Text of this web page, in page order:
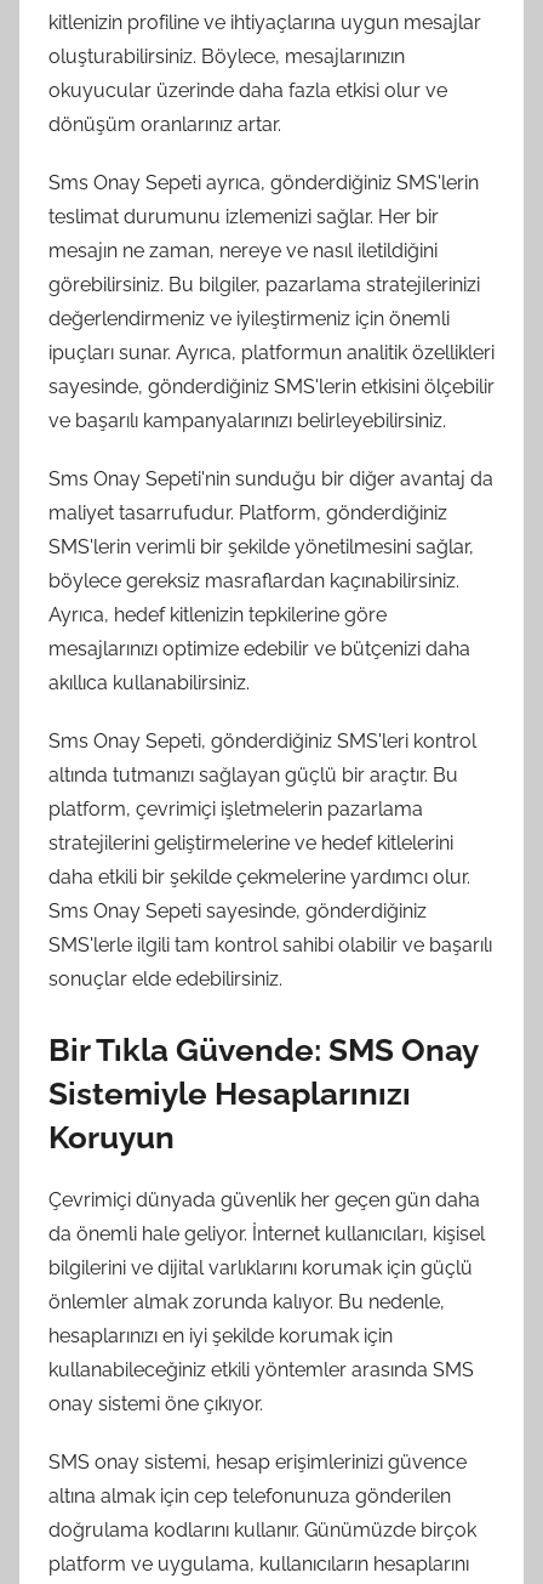
kitlenizin profiline ve ihtiyaçlarına uygun mesajlar
oluşturabilirsiniz. Böylece, mesajlarınızın
okuyucular üzerinde daha fazla etkisi olur ve
dönüşüm oranlarınız artar.
Sms Onay Sepeti ayrıca, gönderdiğiniz SMS'lerin
teslimat durumunu izlemenizi sağlar. Her bir
mesajın ne zaman, nereye ve nasıl iletildiğini
görebilirsiniz. Bu bilgiler, pazarlama stratejilerinizi
değerlendirmeniz ve iyileştirmeniz için önemli
ipuçları sunar. Ayrıca, platformun analitik özellikleri
sayesinde, gönderdiğiniz SMS'lerin etkisini ölçebilir
ve başarılı kampanyalarınızı belirleyebilirsiniz.
Sms Onay Sepeti'nin sunduğu bir diğer avantaj da
maliyet tasarrufudur. Platform, gönderdiğiniz
SMS'lerin verimli bir şekilde yönetilmesini sağlar,
böylece gereksiz masraflardan kaçınabilirsiniz.
Ayrıca, hedef kitlenizin tepkilerine göre
mesajlarınızı optimize edebilir ve bütçenizi daha
akıllıca kullanabilirsiniz.
Sms Onay Sepeti, gönderdiğiniz SMS'leri kontrol
altında tutmanızı sağlayan güçlü bir araçtır. Bu
platform, çevrimiçi işletmelerin pazarlama
stratejilerini geliştirmelerine ve hedef kitlelerini
daha etkili bir şekilde çekmelerine yardımcı olur.
Sms Onay Sepeti sayesinde, gönderdiğiniz
SMS'lerle ilgili tam kontrol sahibi olabilir ve başarılı
sonuçlar elde edebilirsiniz.
Bir Tıkla Güvende: SMS Onay
Sistemiyle Hesaplarınızı
Koruyun
Çevrimiçi dünyada güvenlik her geçen gün daha
da önemli hale geliyor. İnternet kullanıcıları, kişisel
bilgilerini ve dijital varlıklarını korumak için güçlü
önlemler almak zorunda kalıyor. Bu nedenle,
hesaplarınızı en iyi şekilde korumak için
kullanabileceğiniz etkili yöntemler arasında SMS
onay sistemi öne çıkıyor.
SMS onay sistemi, hesap erişimlerinizi güvence
altına almak için cep telefonunuza gönderilen
doğrulama kodlarını kullanır. Günümüzde birçok
platform ve uygulama, kullanıcıların hesaplarını